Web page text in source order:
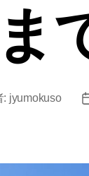
: jyumokuso